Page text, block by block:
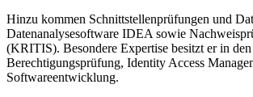
Hinzu kommen Schnittstellenprüfungen und
Datenanalysesoftware IDEA sowie
(KRITIS). Besondere Expertise besitzt er in
Berechtigungsprüfung, Identity Access
Softwareentwicklung.